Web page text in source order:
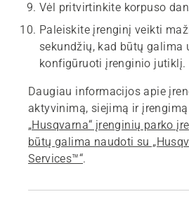
Vėl pritvirtinkite korpuso
Paleiskite įrenginį veikti
sekundžių, kad būtų galima
konfigūruoti įrenginio jutiklį.
Daugiau informacijos apie
aktyvinimą, siejimą ir įrengimą
„Husqvarna“ įrenginių parko
būtų galima naudoti su
Services™“.